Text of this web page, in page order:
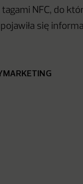
NFC, do
się